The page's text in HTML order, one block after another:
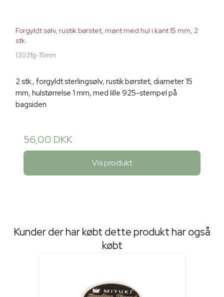
Forgyldt sølv, rustik børstet, mønt med hul i kant 15 mm, 2
stk.
1303fg-15mm
2 stk., forgyldt sterlingsølv, rustik børstet, diameter 15
mm, hulstørrelse 1 mm, med lille 925-stempel på
bagsiden
56,00 DKK
Vis produkt
Kunder der har købt dette produkt har også
købt